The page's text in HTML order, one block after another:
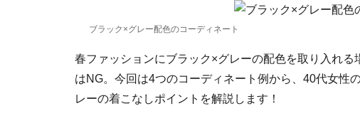
ブラック×グレー配色のコーディネート
春ファッションにブラック×グレーの配色を取り入れ
はNG。今回は4つのコーディネート例から、40代女性
レーの着こなしポイントを解説します！